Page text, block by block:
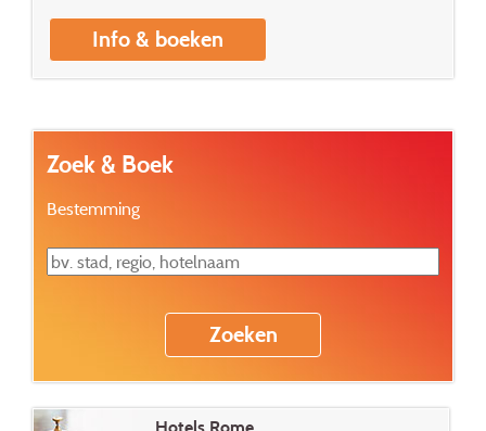
Info & boeken
Zoek & Boek
Bestemming